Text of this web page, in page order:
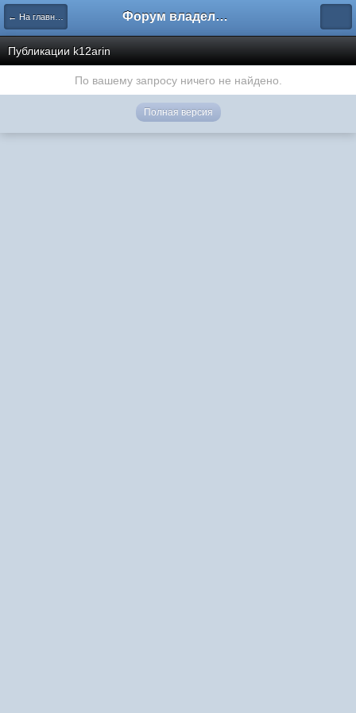
← На главную Форум владельцев интернет-магазинов
Публикации k12arin
По вашему запросу ничего не найдено.
Полная версия